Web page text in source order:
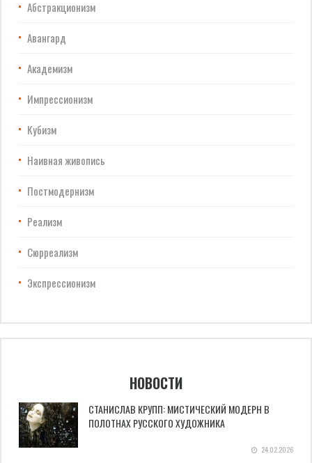
Абстракционизм
Авангард
Академизм
Импрессионизм
Кубизм
Наивная живопись
Постмодернизм
Реализм
Сюрреализм
Экспрессионизм
НОВОСТИ
СТАНИСЛАВ КРУПП: МИСТИЧЕСКИЙ МОДЕРН В
ПОЛОТНАХ РУССКОГО ХУДОЖНИКА
24.02.2026